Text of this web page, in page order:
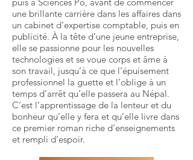
une brillante carrière dans les affaires dans
un cabinet d’expertise comptable, puis en
publicité. À la tête d’une jeune entreprise,
elle se passionne pour les nouvelles
technologies et se voue corps et âme à
son travail, jusqu’à ce que l’épuisement
professionnel la guette et l’oblige à un
temps d’arrêt qu’elle passera au Népal.
C’est l’apprentissage de la lenteur et du
bonheur qu’elle y fera et qu’elle livre dans
ce premier roman riche d’enseignements
et rempli d’espoir.